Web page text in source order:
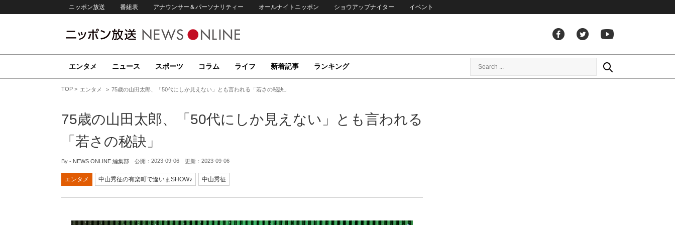
ニッポン放送 番組表 アナウンサー＆パーソナリティー オールナイトニッポン ショウアップナイター イベント
エンタメ ニュース スポーツ コラム ライフ 新着記事 ランキング
TOP エンタメ 75歳の山田太郎、「50代にしか見えない」とも言われる「若さの秘訣」
75歳の山田太郎、「50代にしか見えない」とも言われる
「若さの秘訣」
By - NEWS ONLINE 編集部 公開： 2023-09-06 更新： 2023-09-06
エンタメ 中山秀征の有楽町で逢いまSHOW♪ 中山秀征